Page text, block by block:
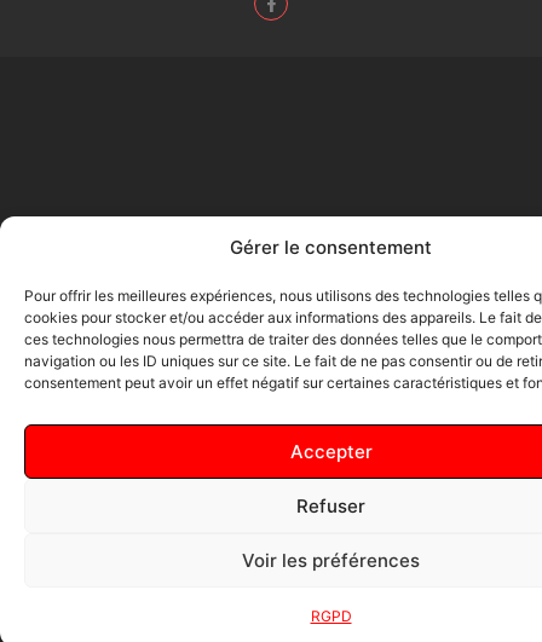
Gérer le consentement
Pour offrir les meilleures expériences, nous utilisons des technologies telles
cookies pour stocker et/ou accéder aux informations des appareils. Le fait
ces technologies nous permettra de traiter des données telles que le
navigation ou les ID uniques sur ce site. Le fait de ne pas consentir ou de
consentement peut avoir un effet négatif sur certaines caractéristiques et
Accepter
Refuser
Voir les préférences
RGPD